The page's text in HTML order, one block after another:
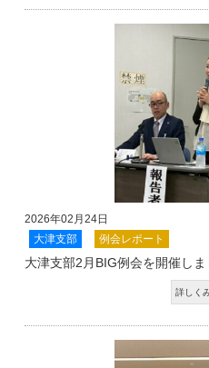
2026年02月24日
大津支部
例会レポート
大津支部2月BIG例会を開催しま